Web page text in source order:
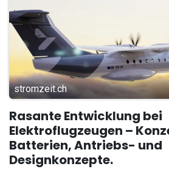
stromzeit.ch
Rasante Entwicklung bei
Elektroflugzeugen –
Batterien, Antriebs- und
Designkonzepte.